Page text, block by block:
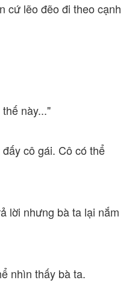
cứ lẽo đẽo đi theo cạnh
này..."
cô gái. Cô có thể
lời nhưng bà ta lại nắm
nhìn thấy bà ta.